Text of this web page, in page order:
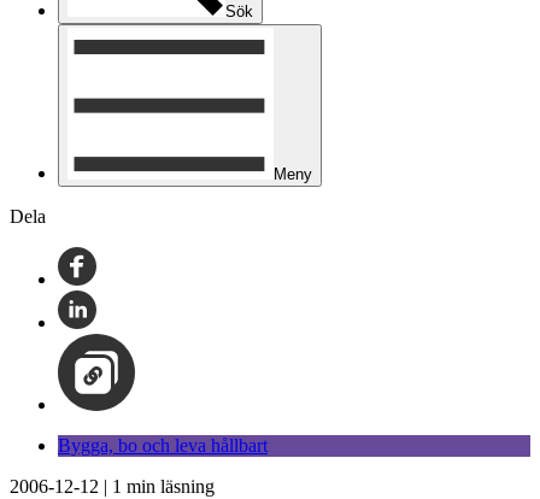
Sök
Meny
Dela
Bygga, bo och leva hållbart
2006-12-12 | 1 min läsning